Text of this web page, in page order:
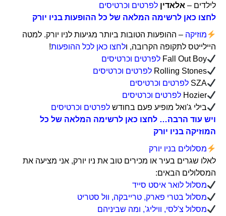
לילדים – אלאדין לפרטים וכרטיסים
לחצו כאן לרשימה המלאה של כל ההופעות בניו יורק
מוזיקה – ההופעות הטובות ביותר מגיעות לניו יורק. למטה
היילייטס לתקופה הקרובה, ולחצו כאן לכל ההופעות!
Fall Out Boy לפרטים וכרטיסים
Rolling Stones לפרטים וכרטיסים
SZA לפרטים וכרטיסים
Hozier לפרטים וכרטיסים
בילי ג'ואל מופיע פעם בחודשלפרטים וכרטיסים
ויש עוד הרבה… לחצו כאן לרשימה המלאה של כל
המוזיקה בניו יורק
מסלולים בניו יורק
לאלו שגרים בעיר או מכירים טוב את ניו יורק, אני מציעה את
המסלולים הבאים:
מסלול לואר איסט סייד
מסלול בטרי פארק, טרייבקה, וול סטריט
מסלול צ'לסי, וויליג', ומה שביניהם